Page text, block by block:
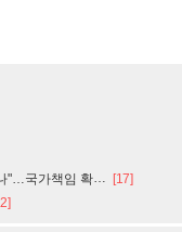
가책임 확대 주문 [17]